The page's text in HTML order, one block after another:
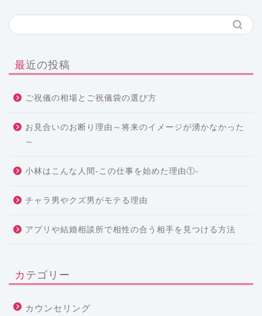
最近の投稿
ご祝儀の相場とご祝儀袋の選び方
お見合いのお断り理由～将来のイメージが湧かなかった
～
小林はこんな人間-この仕事を始めた理由①-
チャラ男やクズ男がモテる理由
アプリや結婚相談所で相性の合う相手を見つける方法
カテゴリー
カウンセリング